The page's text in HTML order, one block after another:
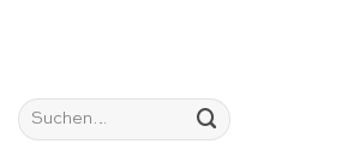
Suchen
nach: